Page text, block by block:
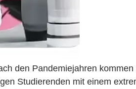
den Pandemiejahren
Studierenden mit einem